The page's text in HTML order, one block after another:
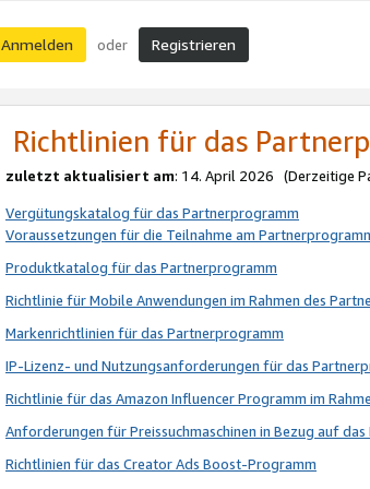
Anmelden oder Registrieren
Richtlinien für das
zuletzt aktualisiert am: 14. April 2026 (Derzeitige
Vergütungskatalog für das Partnerprogramm
Voraussetzungen für die Teilnahme am
Produktkatalog für das Partnerprogramm
Richtlinie für Mobile Anwendungen im Rahmen des
Markenrichtlinien für das Partnerprogramm
IP-Lizenz- und Nutzungsanforderungen für das
Richtlinie für das Amazon Influencer Programm im
Anforderungen für Preissuchmaschinen in Bezug auf
Richtlinien für das Creator Ads Boost-Programm